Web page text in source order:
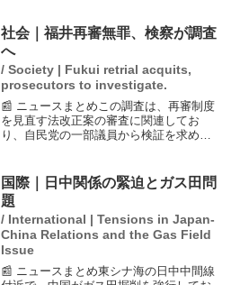
社会｜福井再審無罪、検察が調査
へ
/ Society | Fukui retrial acquits,
prosecutors to investigate.
📰 ニュースまとめこの調査は、再審制度
を見直す法改正案の審査に関連してお
り、自民党の一部議員から検証を求める
罪となり、名古屋高検は前川さんの裁判
に関与した検察官へ...
国際｜日中関係の緊迫とガス田問
題
/ International | Tensions in Japan-
China Relations and the Gas Field
Issue
📰 ニュースまとめ東シナ海の日中中間線